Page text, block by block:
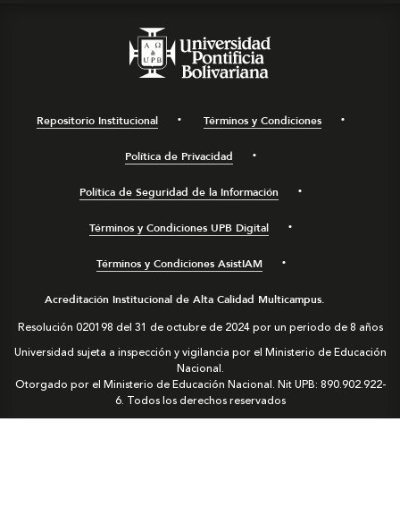
Repositorio Institucional Términos y Condiciones
Política de Privacidad
Política de Seguridad de la Información
Términos y Condiciones UPB Digital
Términos y Condiciones AsistIAM
Acreditación Institucional de Alta Calidad Multicampus.
Resolución 020198 del 31 de octubre de 2024 por un periodo de 8 años
Universidad sujeta a inspección y vigilancia por el Ministerio de Educación
Nacional.
Otorgado por el Ministerio de Educación Nacional. Nit UPB: 890.902.922-
6. Todos los derechos reservados